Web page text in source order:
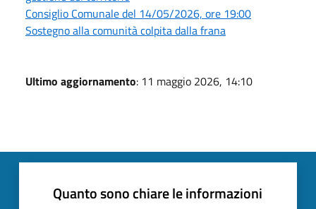
Consiglio Comunale del 14/05/2026, ore 19:00
Sostegno alla comunità colpita dalla frana
Ultimo aggiornamento: 11 maggio 2026, 14:10
Quanto sono chiare le informazioni